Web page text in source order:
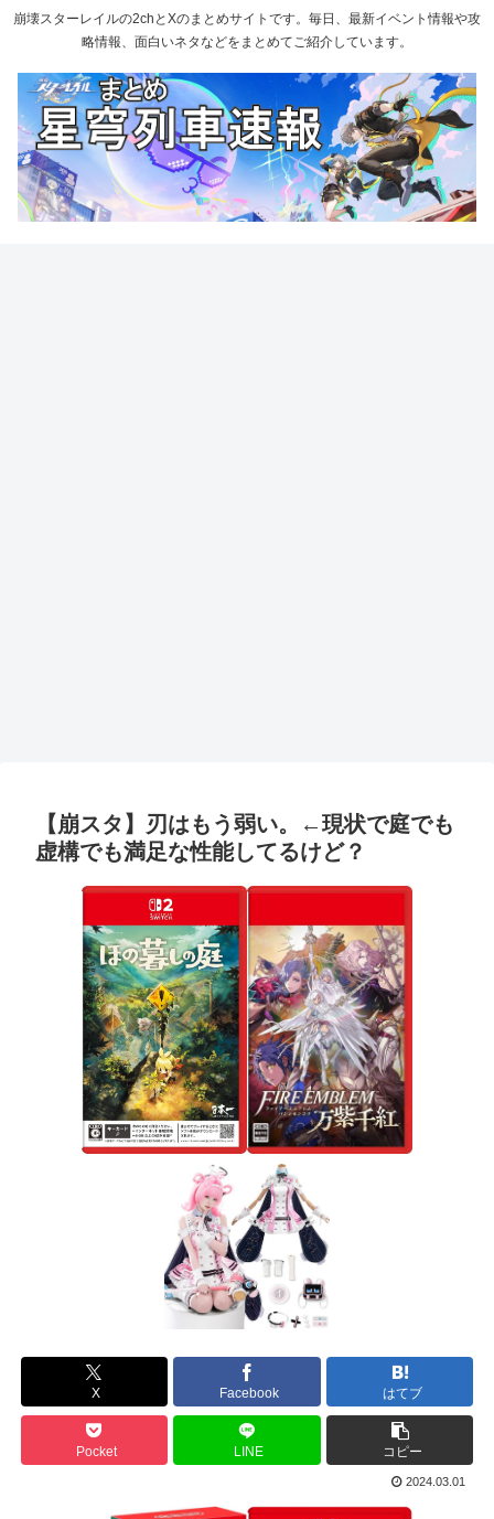
崩壊スターレイルの2chとXのまとめサイトです。毎日、最新イベント情報や攻
略情報、面白いネタなどをまとめてご紹介しています。
【崩スタ】刃はもう弱い。←現状で庭でも
虚構でも満足な性能してるけど？
X Facebook はてブ
Pocket LINE コピー
2024.03.01